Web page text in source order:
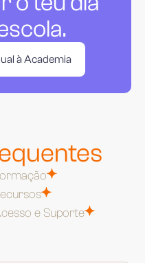
à Academia
e Suporte